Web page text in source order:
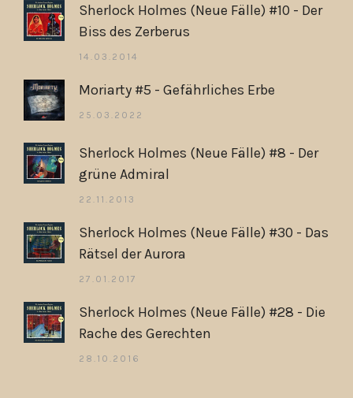
Sherlock Holmes (Neue Fälle) #10 - Der
Biss des Zerberus
14.03.2014
Moriarty #5 - Gefährliches Erbe
25.03.2022
Sherlock Holmes (Neue Fälle) #8 - Der
grüne Admiral
22.11.2013
Sherlock Holmes (Neue Fälle) #30 - Das
Rätsel der Aurora
27.01.2017
Sherlock Holmes (Neue Fälle) #28 - Die
Rache des Gerechten
28.10.2016